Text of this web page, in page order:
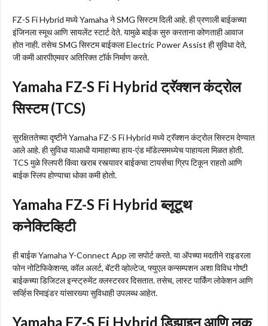
FZ-S Fi Hybrid मध्ये Yamaha ने SMG सिस्टम दिली आहे. ही प्रणाली बाईकच्या
इंजिनला स्मूथ आणि सायलेंट स्टार्ट देते. यामुळे बाईक सुरु करताना कोणताही आवाज
होत नाही. तसेच SMG सिस्टम बाईकला Electric Power Assist ही सुविधा देते,
जी कमी आरपीएमवर अतिरिक्त टॉर्क निर्माण करते.
Yamaha FZ-S Fi Hybrid ट्रॅक्शन कंट्रोल
सिस्टम (TCS)
सुरक्षिततेच्या दृष्टीने Yamaha FZ-S Fi Hybrid मध्ये ट्रॅक्शन कंट्रोल सिस्टम देण्यात
आले आहे. ही सुविधा याआधी यामाहाच्या हाय-एंड मॉडेल्समध्येच पाहायला मिळत होती.
TCS मुळे स्लिपरी किंवा खराब रस्त्यावर बाईकचा टायर्सचा ग्रिप टिकून राहतो आणि
बाईक स्लिप होण्याचा धोका कमी होतो.
Yamaha FZ-S Fi Hybrid ब्लूटूथ
कनेक्टिव्हिटी
ही बाईक Yamaha Y-Connect App ला सपोर्ट करते. या अ‍ॅपच्या मदतीने राइडरला
फोन नोटिफिकेशन्स, कॉल अलर्ट, बॅटरी व्होल्टेज, फ्युएल कन्सम्पशन अशा विविध गोष्टी
बाईकच्या डिजिटल इन्स्ट्रुमेंट क्लस्टरवर दिसतात. तसेच, लास्ट पार्किंग लोकेशन आणि
सर्व्हिस रिमाइंडर यांसारख्या सुविधाही उपलब्ध आहेत.
Yamaha FZ-S Fi Hybrid डिझाइन आणि लूक